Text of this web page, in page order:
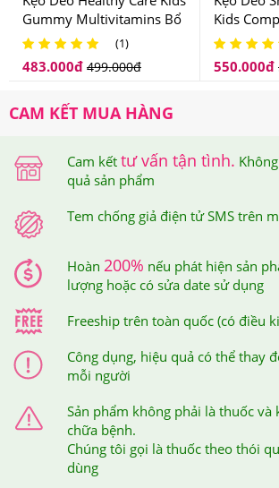
Việt Nam.
Trên mỗi sản phẩm tại Hệ thống Giảm
đều được dán tem chống hàng giả điện
bảo quyền lợi của khách hàng.
Tem chống giả điện tử SMS trên
Khi cào lớp tem này ra thì bạn sẽ nhận
sản phẩm mình đã mua, sau đó, bạn
cú pháp hướng dẫn trên tem và gửi
xác thực.
Sau khi bạn đã soạn tin nhắn mã số gửi
gửi trả về cho bạn tin nhắn xác thực
Gummy Multivitamins Bổ
Sung Vitamin Cho Bé
(1)
483.000đ 499.000đ
Kids
Vitamin
550.000đ
CAM KẾT MUA HÀNG
Cam kết tư vấn tận tình.
quả sản phẩm
Tem chống giả điện tử SMS trên
Hoàn 200% nếu phát hiện sản
lượng hoặc có sửa date sử dụng
Freeship trên toàn quốc (có điều
Công dụng, hiệu quả có thể thay
mỗi người
Sản phẩm không phải là thuốc và
chữa bệnh.
Chúng tôi gọi là thuốc theo thói
dùng